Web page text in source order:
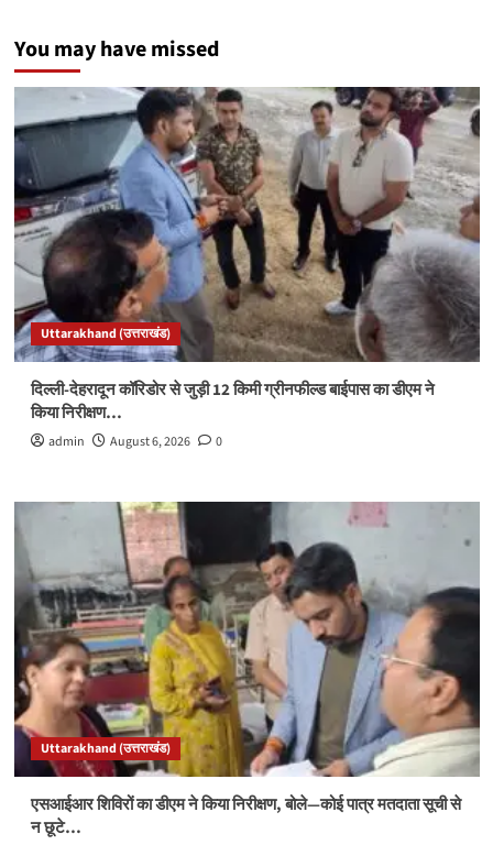
You may have missed
Uttarakhand (उत्तराखंड)
दिल्ली-देहरादून कॉरिडोर से जुड़ी 12 किमी ग्रीनफील्ड बाईपास का डीएम ने
किया निरीक्षण…
admin August 6, 2026 0
Uttarakhand (उत्तराखंड)
एसआईआर शिविरों का डीएम ने किया निरीक्षण, बोले—कोई पात्र मतदाता सूची से
न छूटे…